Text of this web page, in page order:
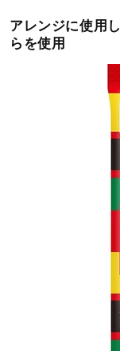
アレンジに使用
らを使用